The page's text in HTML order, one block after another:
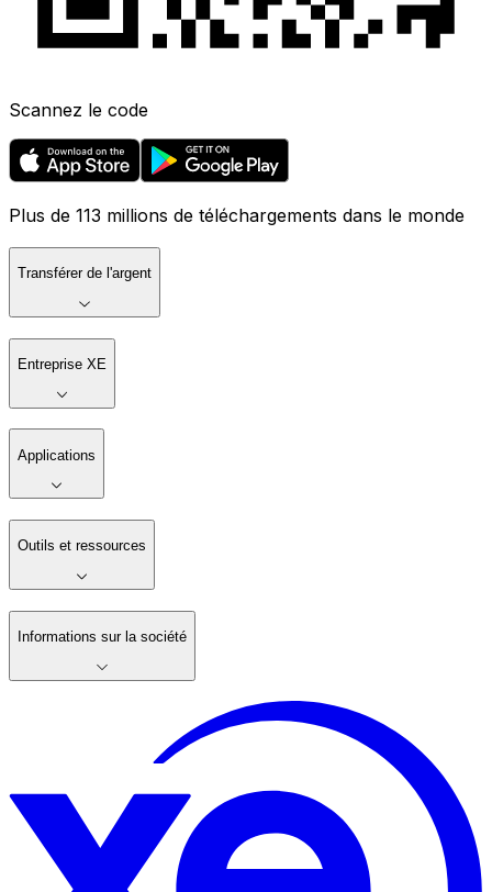
Scannez le code
Plus de 113 millions de téléchargements dans le monde
Transférer de l'argent
Entreprise XE
Applications
Outils et ressources
Informations sur la société